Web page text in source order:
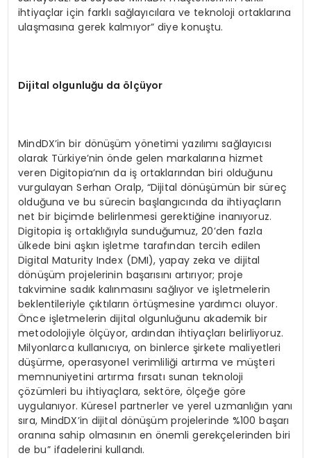
ihtiyaçlar için farklı sağlayıcılara ve teknoloji ortaklarına
ulaşmasına gerek kalmıyor” diye konuştu.
Dijital olgunluğu da ölçüyor
MindDX’in bir dönüşüm yönetimi yazılımı sağlayıcısı
olarak Türkiye’nin önde gelen markalarına hizmet
veren Digitopia’nın da iş ortaklarından biri olduğunu
vurgulayan Serhan Oralp, “Dijital dönüşümün bir süreç
olduğuna ve bu sürecin başlangıcında da ihtiyaçların
net bir biçimde belirlenmesi gerektiğine inanıyoruz.
Digitopia iş ortaklığıyla sunduğumuz, 20’den fazla
ülkede bini aşkın işletme tarafından tercih edilen
Digital Maturity Index (DMI), yapay zeka ve dijital
dönüşüm projelerinin başarısını artırıyor; proje
takvimine sadık kalınmasını sağlıyor ve işletmelerin
beklentileriyle çıktıların örtüşmesine yardımcı oluyor.
Önce işletmelerin dijital olgunluğunu akademik bir
metodolojiyle ölçüyor, ardından ihtiyaçları belirliyoruz.
Milyonlarca kullanıcıya, on binlerce şirkete maliyetleri
düşürme, operasyonel verimliliği artırma ve müşteri
memnuniyetini artırma fırsatı sunan teknoloji
çözümleri bu ihtiyaçlara, sektöre, ölçeğe göre
uygulanıyor. Küresel partnerler ve yerel uzmanlığın yanı
sıra, MindDX’in dijital dönüşüm projelerinde %100 başarı
oranına sahip olmasının en önemli gerekçelerinden biri
de bu” ifadelerini kullandı.